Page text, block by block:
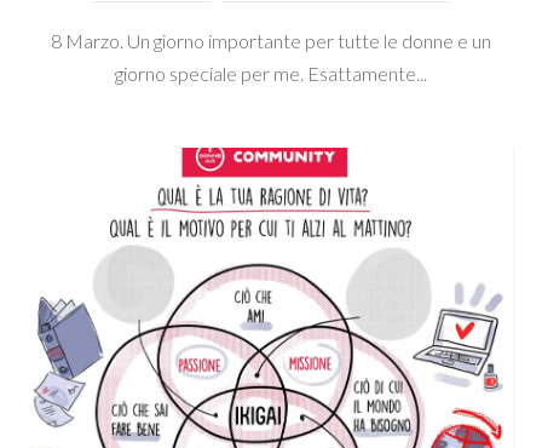
8 Marzo. Un giorno importante per tutte le donne e un
giorno speciale per me. Esattamente...